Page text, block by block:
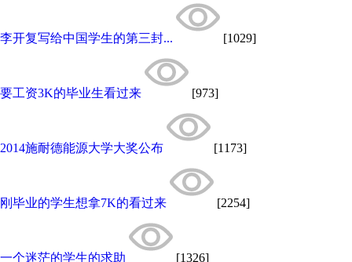
李开复写给中国学生的第三封... [1029]
要工资3K的毕业生看过来 [973]
2014施耐德能源大学大奖公布 [1173]
刚毕业的学生想拿7K的看过来 [2254]
一个迷茫的学生的求助 [1326]